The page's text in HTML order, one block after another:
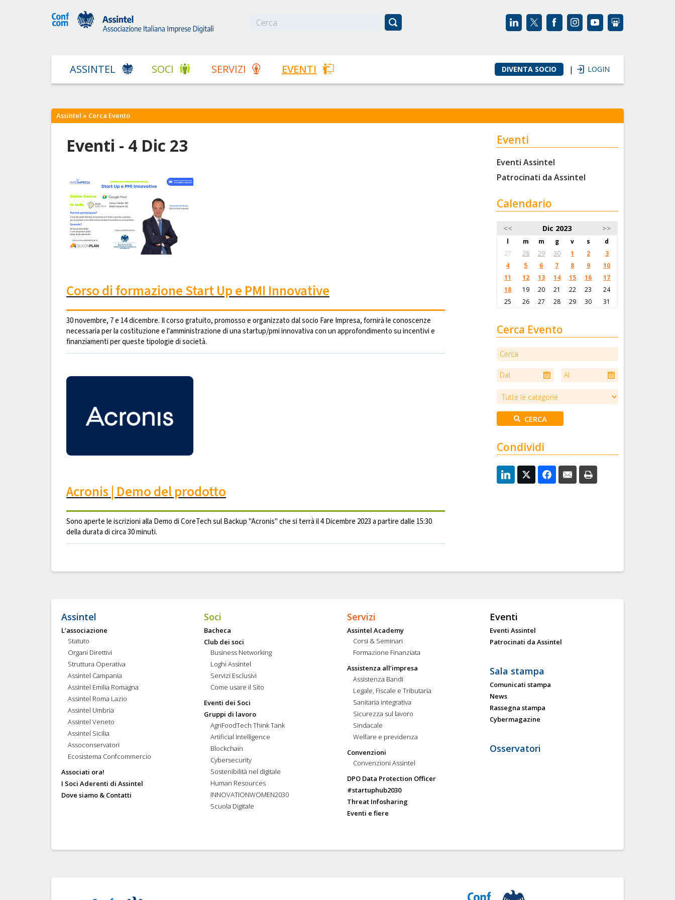
ASSINTEL SOCI SERVIZI EVENTI DIVENTA SOCIO | LOGIN
Assintel » Cerca Evento
Eventi - 4 Dic 23
Corso di formazione Start Up e PMI Innovative
30 novembre, 7 e 14 dicembre. Il corso gratuito, promosso e organizzato dal socio Fare Impresa, fornirà le conoscenze
necessaria per la costituzione e l'amministrazione di una startup/pmi innovativa con un approfondimento su incentivi e
finanziamenti per queste tipologie di società.
Acronis | Demo del prodotto
Sono aperte le iscrizioni alla Demo di CoreTech sul Backup "Acronis" che si terrà il 4 Dicembre 2023 a partire dalle 15:30
della durata di circa 30 minuti.
Eventi
Eventi Assintel
Patrocinati da Assintel
Calendario
<< Dic 2023 >>
l m m g v s
d
27
28 29 30 1 2
3
4
5 6 7 8 9
10
11
12 13 14 15 16
17
18
19 20 21 22 23
24
25
26 27 28 29 30 31
Cerca Evento
Condividi
Assintel
L’associazione
Statuto
Organi Direttivi
Struttura Operativa
Assintel Campania
Assintel Emilia Romagna
Assintel Roma Lazio
Assintel Umbria
Assintel Veneto
Assintel Sicilia
Assoconservatori
Ecosistema Confcommercio
Associati ora!
I Soci Aderenti di Assintel
Dove siamo & Contatti
Soci
Bacheca
Club dei soci
Business Networking
Loghi Assintel
Servizi Esclusivi
Come usare il Sito
Eventi dei Soci
Gruppi di lavoro
AgriFoodTech Think Tank
Artificial Intelligence
Blockchain
Cybersecurity
Sostenibilità nel digitale
Human Resources
INNOVATIONWOMEN2030
Scuola Digitale
Servizi
Assintel Academy
Corsi & Seminari
Formazione Finanziata
Assistenza all’impresa
Assistenza Bandi
Legale, Fiscale e Tributaria
Sanitaria integrativa
Sicurezza sul lavoro
Sindacale
Welfare e previdenza
Convenzioni
Convenzioni Assintel
DPO Data Protection Officer
#startuphub2030
Threat Infosharing
Eventi e fiere
Eventi
Eventi Assintel
Patrocinati da Assintel
Sala stampa
Comunicati stampa
News
Rassegna stampa
Cybermagazine
Osservatori